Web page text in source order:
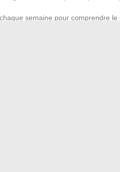
semaine pour comprendre le